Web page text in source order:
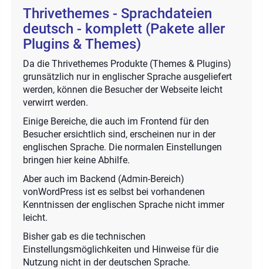
Thrivethemes - Sprachdateien
deutsch - komplett (Pakete aller
Plugins & Themes)
Da die Thrivethemes Produkte (Themes & Plugins)
grunsätzlich nur in englischer Sprache ausgeliefert
werden, können die Besucher der Webseite leicht
verwirrt werden.
Einige Bereiche, die auch im Frontend für den
Besucher ersichtlich sind, erscheinen nur in der
englischen Sprache. Die normalen Einstellungen
bringen hier keine Abhilfe.
Aber auch im Backend (Admin-Bereich)
vonWordPress ist es selbst bei vorhandenen
Kenntnissen der englischen Sprache nicht immer
leicht.
Bisher gab es die technischen
Einstellungsmöglichkeiten und Hinweise für die
Nutzung nicht in der deutschen Sprache.